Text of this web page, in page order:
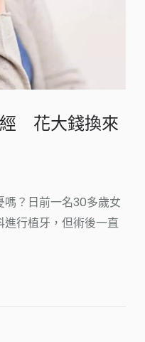
花大錢換來
？日前一名30多歲女
行植牙，但術後一直